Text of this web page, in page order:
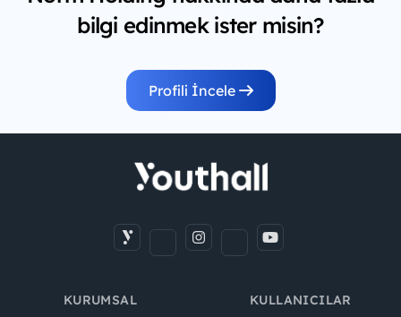
bilgi edinmek ister misin?
Profili İncele
KURUMSAL KULLANICILAR